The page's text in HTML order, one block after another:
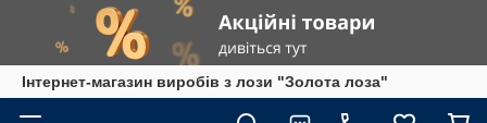
Інтернет-магазин виробів з лози "Золота лоза"